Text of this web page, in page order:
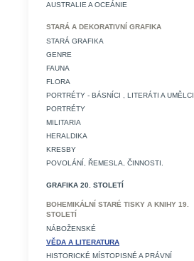
AUSTRALIE A OCEÁNIE
STARÁ A DEKORATIVNÍ GRAFIKA
STARÁ GRAFIKA
GENRE
FAUNA
FLORA
PORTRÉTY - BÁSNÍCI , LITERÁTI A UMĚLCI
PORTRÉTY
MILITARIA
HERALDIKA
KRESBY
POVOLÁNÍ, ŘEMESLA, ČINNOSTI.
GRAFIKA 20. STOLETÍ
BOHEMIKÁLNÍ STARÉ TISKY A KNIHY 19.
STOLETÍ
NÁBOŽENSKÉ
VĚDA A LITERATURA
HISTORICKÉ MÍSTOPISNÉ A PRÁVNÍ